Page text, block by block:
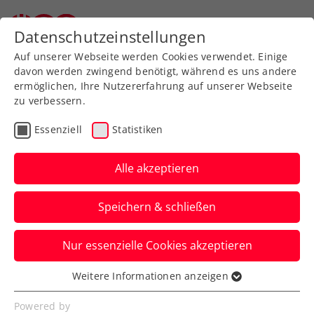
Zurück zur Newsübersicht
Turniere
Australian Open:
Kämpferherz unbelohnt –
Thiem verliert irren 5-
Stunden-Krimi
Das ÖTV-Ass dreht ein verloren
geglaubtes Auftaktspiel und scheidet trotz
tollem Kampf doch aus.
Datenschutzeinstellungen
Auf unserer Webseite werden Cookies verwendet. Einige
davon werden zwingend benötigt, während es uns andere
ermöglichen, Ihre Nutzererfahrung auf unserer Webseite
zu verbessern.
Essenziell Statistiken
Alle akzeptieren
Speichern & schließen
Nur essenzielle Cookies akzeptieren
Essenziell
Essenzielle Cookies werden für grundlegende
Weitere Informationen anzeigen
Powered by